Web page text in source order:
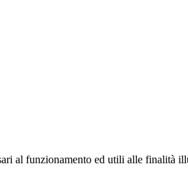
al funzionamento ed utili alle finalità